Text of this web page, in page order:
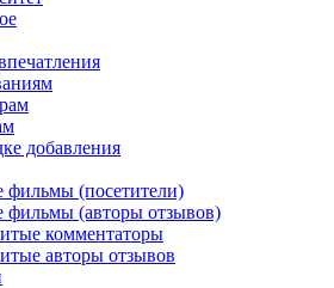
добавления
(посетители)
(авторы отзывов)
комментаторы
авторы отзывов